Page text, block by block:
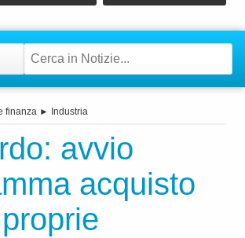
finanza ► Industria
avvio
acquisto